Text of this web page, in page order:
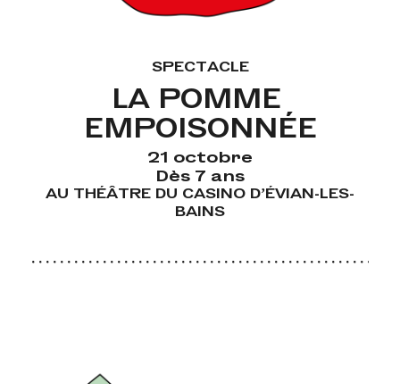
SPECTACLE
LA POMME
EMPOISONNÉE
21 octobre
Dès 7 ans
AU THÉÂTRE DU CASINO DʼÉVIAN-LES-
BAINS